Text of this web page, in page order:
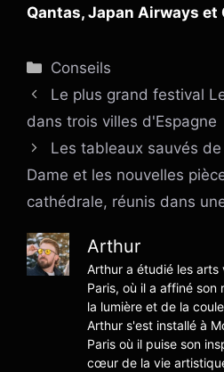
Qantas, Japan Airways et
Catégories
Conseils
Le plus grand festival
dans trois villes d'Espagne
Les tableaux sauvés
Dame et les nouvelles
cathédrale, réunis dans
Arthur
Arthur a étudié les arts
Paris, où il a affiné
la lumière et de la
Arthur s'est installé à
Paris où il puise son
cœur de la vie